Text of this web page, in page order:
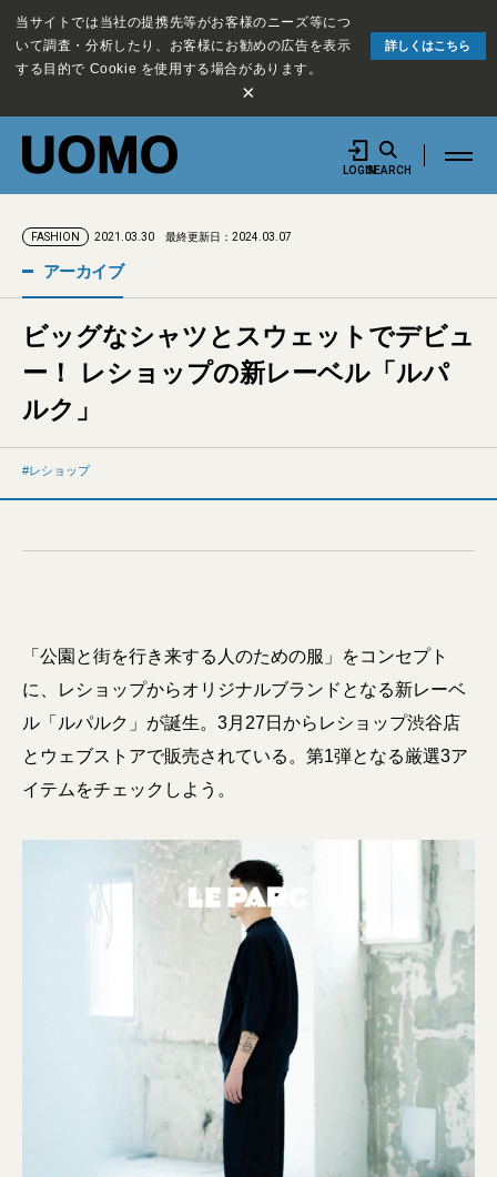
当サイトでは当社の提携先等がお客様のニーズ等につ
いて調査・分析したり、お客様にお勧めの広告を表示
する目的で Cookie を使用する場合があります。
詳しくはこちら
×
LOGINSEARCH
FASHION 2021.03.30 最終更新日：2024.03.07
アーカイブ
ビッグなシャツとスウェットでデビュ
ー！ レショップの新レーベル「ルパ
ルク」
レショップ
「公園と街を行き来する人のための服」をコンセプト
に、レショップからオリジナルブランドとなる新レーベ
ル「ルパルク」が誕生。3月27日からレショップ渋谷店
とウェブストアで販売されている。第1弾となる厳選3ア
イテムをチェックしよう。